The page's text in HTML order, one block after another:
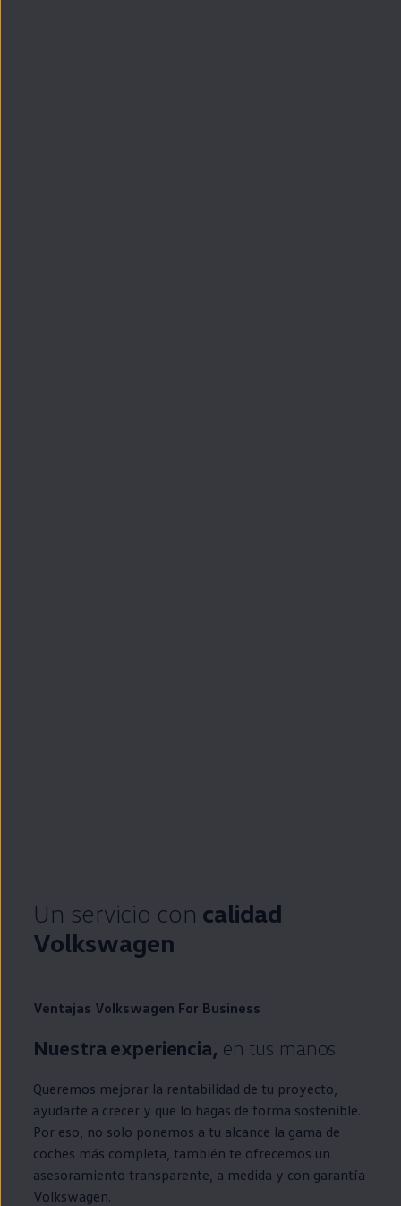
Un servicio con calidad
Volkswagen
Ventajas Volkswagen For Business
Nuestra experiencia, en tus manos
Queremos mejorar la rentabilidad de tu proyecto,
ayudarte a crecer y que lo hagas de forma sostenible.
Por eso, no solo ponemos a tu alcance la gama de
coches más completa, también te ofrecemos un
asesoramiento transparente, a medida y con garantía
Volkswagen.